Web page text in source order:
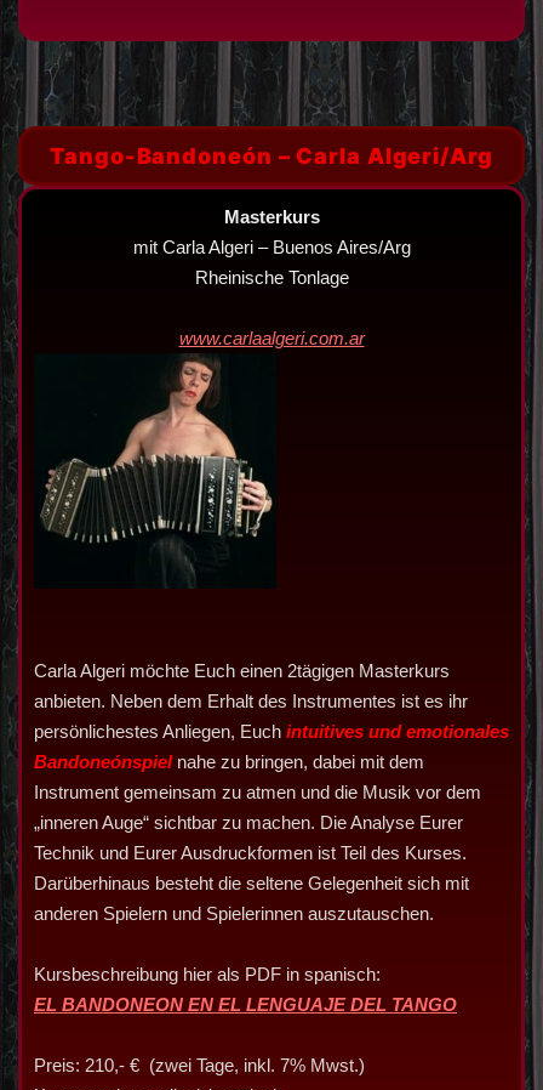
Tango-Bandoneón – Carla Algeri/Arg
Masterkurs
mit Carla Algeri – Buenos Aires/Arg
Rheinische Tonlage
www.carlaalgeri.com.ar
Carla Algeri möchte Euch einen 2tägigen Masterkurs
anbieten. Neben dem Erhalt des Instrumentes ist es ihr
persönlichestes Anliegen, Euch intuitives und emotionales
Bandoneónspielnahe zu bringen, dabei mit dem
Instrument gemeinsam zu atmen und die Musik vor dem
„inneren Auge“ sichtbar zu machen. Die Analyse Eurer
Technik und Eurer Ausdruckformen ist Teil des Kurses.
Darüberhinaus besteht die seltene Gelegenheit sich mit
anderen Spielern und Spielerinnen auszutauschen.
Kursbeschreibung hier als PDF in spanisch:
EL BANDONEON EN EL LENGUAJE DEL TANGO
Preis: 210,- € (zwei Tage, inkl. 7% Mwst.)